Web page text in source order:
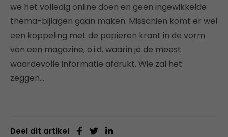
we het volledig online doen en geen ingewikkelde
thema-bijlagen gaan maken. Misschien komt er wel
een koppeling met de papieren krant in de vorm
van een magazine, o.i.d. waarin je de meest
waardevolle informatie afdrukt. Wie zal het
zeggen…
Deel dit artikel